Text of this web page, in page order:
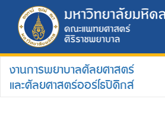
งานการพยาบาลศัลยศาสตร์
และศัลยศาสตร์ออร์โธปิดิกส์